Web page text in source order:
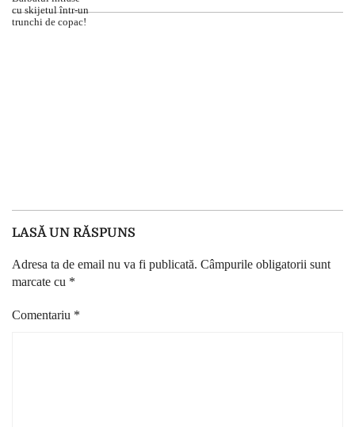
LASĂ UN RĂSPUNS
Adresa ta de email nu va fi publicată. Câmpurile obligatorii sunt
marcate cu *
Comentariu *